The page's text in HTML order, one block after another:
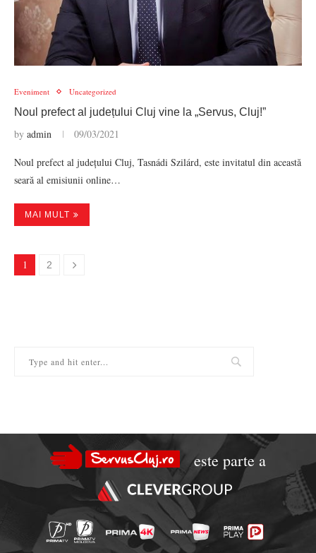
Eveniment Uncategorized
Noul prefect al județului Cluj vine la „Servus, Cluj!”
by admin 09/03/2021
Noul prefect al județului Cluj, Tasnádi Szilárd, este invitatul din această
seară al emisiunii online…
MAI MULT
1 2
este parte a